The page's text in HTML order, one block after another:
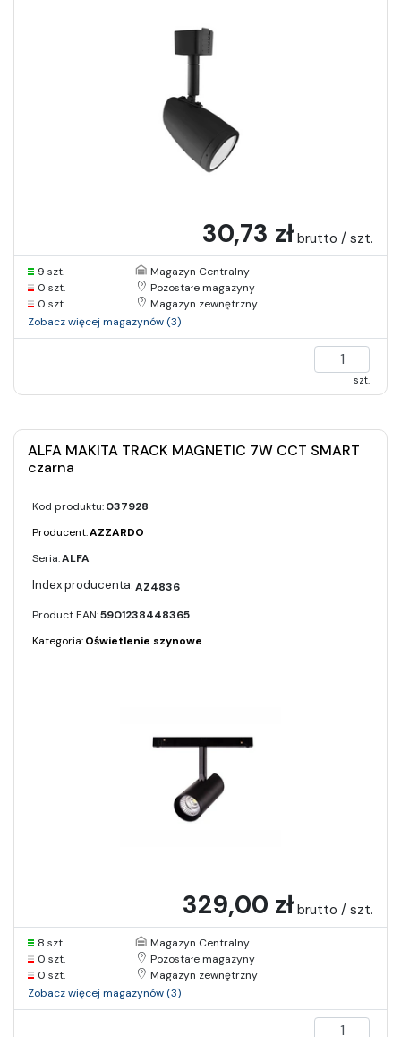
30,73 zł brutto / szt.
9 szt.
Magazyn Centralny
0 szt.
Pozostałe magazyny
0 szt.
Magazyn zewnętrzny
Zobacz więcej magazynów (3)
szt.
ALFA MAKITA TRACK MAGNETIC 7W CCT SMART
czarna
Kod produktu:037928
Producent:AZZARDO
Seria:ALFA
AZ4836
Product EAN:5901238448365
Kategoria:Oświetlenie szynowe
329,00 zł brutto / szt.
8 szt.
Magazyn Centralny
0 szt.
Pozostałe magazyny
0 szt.
Magazyn zewnętrzny
Zobacz więcej magazynów (3)